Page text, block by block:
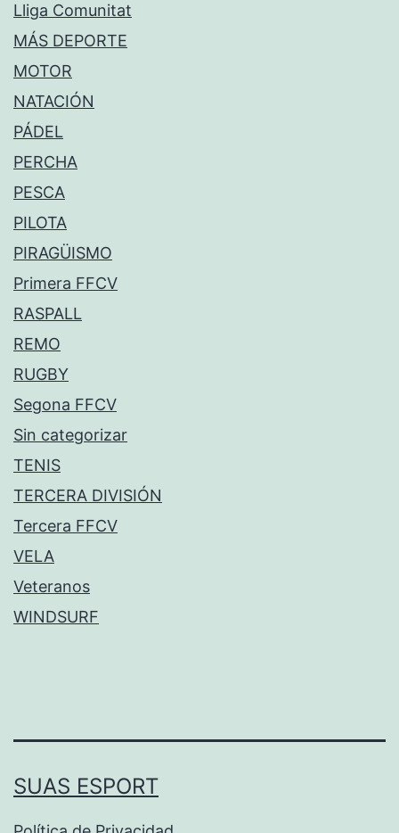
Lliga Comunitat
MÁS DEPORTE
MOTOR
NATACIÓN
PÁDEL
PERCHA
PESCA
PILOTA
PIRAGÜISMO
Primera FFCV
RASPALL
REMO
RUGBY
Segona FFCV
Sin categorizar
TENIS
TERCERA DIVISIÓN
Tercera FFCV
VELA
Veteranos
WINDSURF
SUAS ESPORT